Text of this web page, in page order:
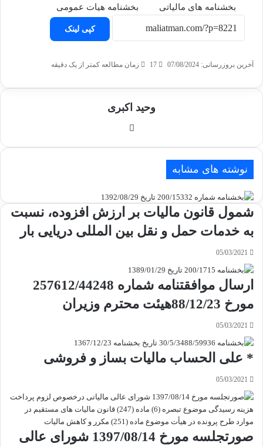
بخشنامه های مالیاتی
بخشنامه هیات عمومی
کپی لینک
آخرین بروزرسانی: 07/08/2024 17 زمان مطالعه کمتر از یک دقیقه
وحید اکبری
نوشته های مشابه
شمول قانون مالیات بر ارزش افزوده، نسبت
به خدمات حمل و نقل بین المللی دریایی بار
05/03/2021
ارسال موافقتنامه شماره 257612/44248
مورخ 88/12/23هیئت محترم وزیران
05/03/2021
* علی الحساب مالیات بساز و فروشی
05/03/2021
صورتجلسه مورخ 1397/08/14 شورای عالی